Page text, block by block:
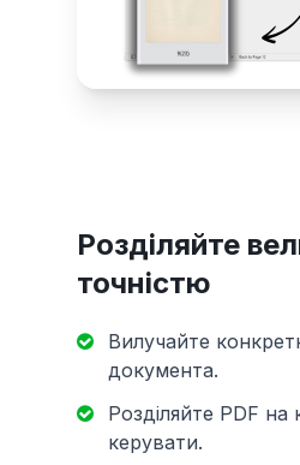
Розділяйте
точністю
Вилучайте
документа.
Розділяйте PDF на
керувати.